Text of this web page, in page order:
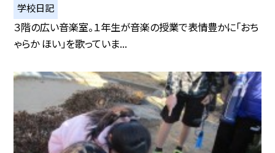
学校日記
３階の広い音楽室。１年生が音楽の授業で表情豊かに「おち
ゃらか ほい」を歌っていま...